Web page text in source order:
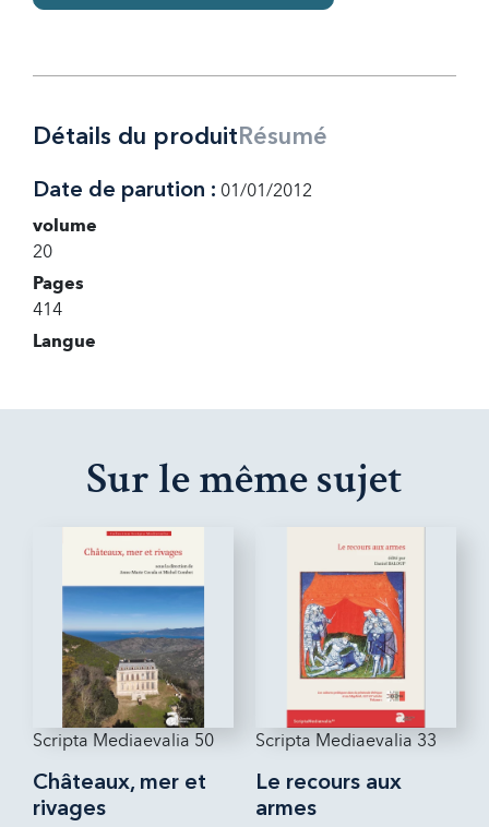
Détails du produit Résumé
Date de parution : 01/01/2012
volume
20
Pages
414
Langue
Sur le même sujet
Scripta Mediaevalia 50
Châteaux, mer et
rivages
Scripta Mediaevalia 33
Le recours aux
armes